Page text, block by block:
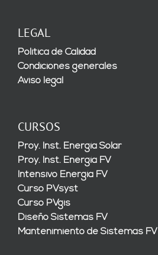
LEGAL
Política de Calidad
Condiciones generales
Aviso legal
CURSOS
Proy. Inst. Energía Solar
Proy. Inst. Energía FV
Intensivo Energía FV
Curso PVsyst
Curso PVgis
Diseño Sistemas FV
Mantenimiento de Sistemas FV